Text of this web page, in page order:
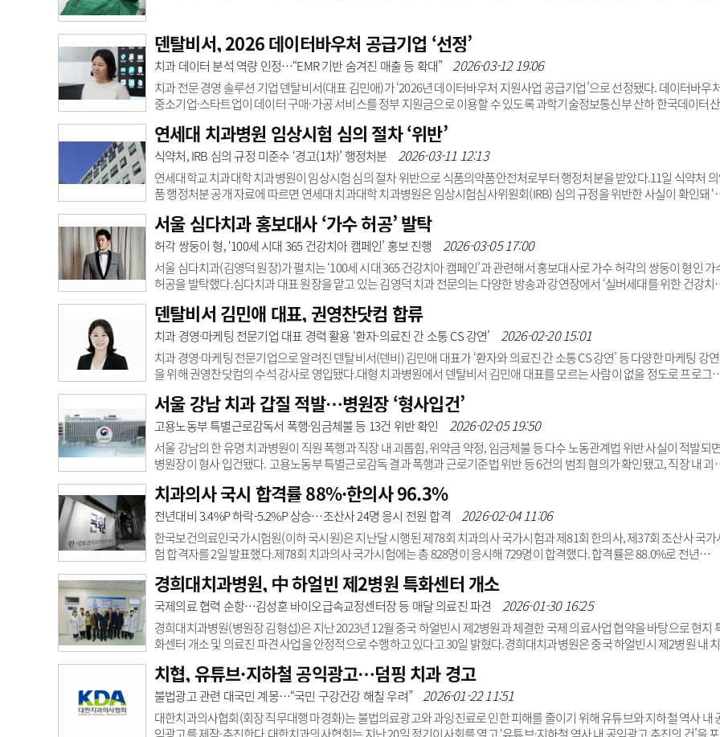
편리한 환경에서 의료서비스를 이용할 수 있을 것으로 병원은 기대했다. 권대근 경북대치과병원장은 “4년 연속 전국 1위라는
과는 중증 장애인 환자들의 구강 건강권 확보를 위해 전 의료진..
덴탈비서, 2026 데이터바우처 공급기업 ‘선정’
치과 데이터 분석 역량 인정…“EMR 기반 숨겨진 매출 등 확대” 2026-03-12 19:06
치과 전문 경영 솔루션 기업 덴탈비서(대표 김민애)가 ‘2026년 데이터바우처 지원사업 공급기업’으로 선정됐다. 데이터바우
중소기업·스타트업이 데이터 구매·가공 서비스를 정부 지원금으로 이용할 수 있도록 과학기술정보통신부 산하 한국데이터산
면에서 의미가 있다.덴탈비서는 지난 2021년 4월 설립된 치과 전문 데이터 구축·분석·마이닝 기업으로 현재 전국 150여개 치과
에 경영 솔루션을 공급하고 있다. 대표 제품은 보험청구 관리 자동화 솔루션 캐치비(CatchB)와 환자 아웃바운드 자동관리솔루
콜비(CallB)이며, 웹사이트 상위노출 자동화 마케팅 프로그램 웹비(WebB) 출시를..
연세대 치과병원 임상시험 심의 절차 ‘위반’
식약처, IRB 심의 규정 미준수 ‘경고(1차)’ 행정처분 2026-03-11 12:13
연세대학교 치과대학 치과병원이 임상시험 심의 절차 위반으로 식품의약품안전처로부터 행정처분을 받았다.11일 식약처
품 행정처분 공개 자료에 따르면 연세대 치과대학 치과병원은 임상시험심사위원회(IRB) 심의 규정을 위반한 사실이 확인돼 ‘
약품 등의 안전에 관한 규칙에 따라 해당 기관에 행정처분을 내렸다.다만 처분 수위는 경고로 업무정지나 과징금 등 추가 제재는
포함되지 않았다.식약처는 이번 처분이 임상시험 참여자의 안전이나 임상시험 데이터의 신뢰성에는 영향을 미치지 않는 사안
라고 설명했다.식약처 관계자는 “약사법 제34조의2에 따라 지정된 임상시험실시기관에 대해 정기..
서울 심다치과 홍보대사 ‘가수 허공’ 발탁
허각 쌍둥이 형, ‘100세 시대 365 건강치아 캠페인’ 홍보 진행 2026-03-05 17:00
서울 심다치과(김영덕 원장)가 펼치는 ‘100세 시대 365 건강치아 캠페인’과 관련해서 홍보대사로 가수 허각의 쌍둥이 형인 가
허공을 발탁했다.심다치과 대표 원장을 맡고 있는 김영덕 치과 전문의는 다양한 방송과 강연장에서 ‘실버세대를 위한 건강치
진행하고 있다. 이번에 심다치과 치아 건강캠페인 홍보대사로 발탁된 가수 허공은 호소력 짙은 보이스와 섬세한 감성이 돋보이
는 가수로 알려져 있다.허공은 지난해 리메이크곡 ‘허공’에 이어 신곡 ‘아이야’를 발표하고 오는 3월 14일 홍대 인근 베짱이홀에
단독 콘서트를 진행한다. 가수 허공은 “홍대 인근 ..
덴탈비서 김민애 대표, 권영찬닷컴 합류
치과 경영·마케팅 전문기업 대표 경력 활용 ‘환자·의료진 간 소통 CS 강연’ 2026-02-20 15:01
치과 경영·마케팅 전문기업으로 알려진 덴탈비서(덴비) 김민애 대표가 ‘환자와 의료진 간 소통 CS 강연’ 등 다양한 마케팅 강연
을 위해 권영찬닷컴의 수석 강사로 영입됐다.대형 치과병원에서 덴탈비서 김민애 대표를 모르는 사람이 없을 정도로 프로그
의 신선한 충격을 최근 김민애 대표의 강연을 듣고 똑같이 느꼈으며, 리틀 이호선으로 불릴 정도로 닮은 외모와 함께 치과위생사
로 시작해서 기업 CEO까지 오른 김 대표 인생 강연을 듣고 수석 강사로 영입하게 됐다”고 배경을 설명했다.김 대표는 치과위생
로 시작해 지난 2012년 오스템임플란트 보험청구 팩컬티 및 공인강사와 네트워크 치과..
서울 강남 치과 갑질 적발…병원장 ‘형사입건’
고용노동부 특별근로감독서 폭행·임금체불 등 13건 위반 확인 2026-02-05 19:50
서울 강남의 한 유명 치과병원이 직원 폭행과 직장 내 괴롭힘, 위약금 약정, 임금체불 등 다수 노동관계법 위반 사실이 적발되
병원장이 형사 입건됐다. 고용노동부 특별근로감독 결과 폭행과 근로기준법 위반 등 6건의 범죄 혐의가 확인됐고, 직장 내 괴
발표했다. 이번 감독은 위약금 약정 관련 청원을 계기로 시작됐으며, 조사 과정에서 폭언·폭행과 직장 내 괴롭힘 의혹이 추가 제
기되면서 특별근로감독으로 확대됐다.감독 결과 노동부는 근로기준법상 폭행, 위약예정 금지 위반, 근로·휴게시간 위반, 임금체
불 등 총 6건의 범죄 혐의를 확인해 병원장을 형사 입건했다. ..
치과의사 국시 합격률 88%·한의사 96.3%
전년대비 3.4%P 하락-5.2%P 상승…조산사 24명 응시 전원 합격 2026-02-04 11:06
한국보건의료인국가시험원(이하 국시원)은 지난달 시행된 제78회 치과의사 국가시험과 제81회 한의사, 제37회 조산사 국가
험 합격자를 2일 발표했다.제78회 치과의사 국가시험에는 총 828명이 응시해 729명이 합격했다. 합격률은 88.0%로 전년
278.5점을 기록했다.제27회 한의사 국가시험에는 779명이 응시해 750명이 합격했으며 합격률은 96.3%였다. 이는 전년
보다 5.2%P 상승한 수치다. 수석 합격자는 동신대 김수현 씨로 340점 만점에 311점을 획득했다.제37회 조산사 국가시험에는 총
24명이 응시해 전원이 합격했다. 수석 합격자는 이대서울병원 이주화..
경희대치과병원, 中 하얼빈 제2병원 특화센터 개소
국제의료 협력 순항…김성훈 바이오급속교정센터장 등 매달 의료진 파견 2026-01-30 16:25
경희대치과병원(병원장 김형섭)은 지난 2023년 12월 중국 하얼빈시 제2병원과 체결한 국제 의료사업 협약을 바탕으로 현지
화센터 개소 및 의료진 파견 사업을 안정적으로 수행하고 있다고 30일 밝혔다.경희대치과병원은 중국 하얼빈시 제2병원 내
문명원 부원장)을 중심으로 매월 정기적으로 의료진을 파견 중이다.현재까지 1500명 이상의 고난도 치과교정 환자를 진료했으
며, 정기적인 학술 강연 및 교육 프로그램을 통해 바이오급속교정의 핵심 술기와 진단·치료 노하우를 공유하며 현지 치과의사들
의 치료 역량 강화에도 기여하고 있다.특히 지난 1월 24일에는 하얼빈시 제2병원 주관으로 개최한 ‘..
치협, 유튜브·지하철 공익광고…덤핑 치과 경고
불법광고 관련 대국민 계몽…“국민 구강건강 해칠 우려” 2026-01-22 11:51
대한치과의사협회(회장 직무대행 마경화)는 불법의료광고와 과잉진료로 인한 피해를 줄이기 위해 유튜브와 지하철 역사 내